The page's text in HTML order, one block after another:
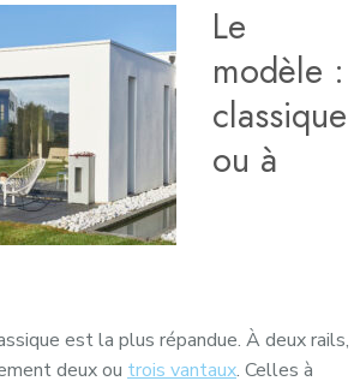
Le
modèle :
classique
ou à
est la plus répandue. À deux rails,
deux ou trois vantaux. Celles à